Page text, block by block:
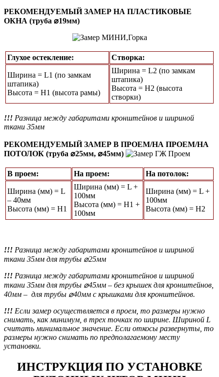
РЕКОМЕНДУЕМЫЙ ЗАМЕР НА ПЛАСТИКОВЫЕ
ОКНА (труба ⌀19мм)
Глухое остекление: Створка:
Ширина = L1 (по замкам
штапика)
Высота = Н1 (высота рамы)
Ширина = L2 (по замкам
штапика)
Высота = H2 (высота
створки)
!!! Разница между габаритами кронштейнов и шириной
ткани 35мм
РЕКОМЕНДУЕМЫЙ ЗАМЕР В ПРОЕМ/НА ПРОЕМ/НА
ПОТОЛОК (труба ⌀25мм, ⌀45мм)
В проем: На проем: На потолок:
Ширина (мм) = L
– 40мм
Высота (мм) = Н1
Ширина (мм) = L +
100мм
Высота (мм) = Н1 +
100мм
Ширина (мм) = L +
100мм
Высота (мм) = Н2
!!! Разница между габаритами кронштейнов и шириной
ткани 35мм для трубы ⌀25мм
!!! Разница между габаритами кронштейнов и шириной
ткани 35мм для трубы ⌀45мм – без крышек для кронштейнов,
40мм – для трубы ⌀40мм с крышками для кронштейнов.
!!! Если замер осуществляется в проем, то размеры нужно
снимать, как минимум, в трех точках по ширине. Шириной L
считать минимальное значение. Если откосы развернуты, то
размеры нужно снимать по предполагаемому месту
установки.
ИНСТРУКЦИЯ ПО УСТАНОВКЕ